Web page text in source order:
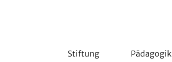
Stiftung Pädagogik